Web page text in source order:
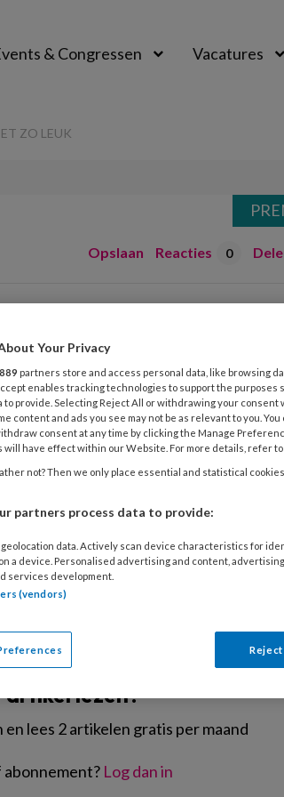
& Congressen Vacatures
ZO LEUK
Opslaan Reacties 0
niet zo
en ze vinden lezen ook niet
vaak in de bibliotheek. Dat blijkt
van ruim 30.000
aan het meetsysteem
zijn dinsdag
lezen?
lees 2 artikelen gratis per maand
Log dan in
Your Privacy
889 partners store and access personal data, like browsing
enables tracking technologies to support the
to provide. Selecting Reject All or withdrawing your consent
content and ads you see may not be as relevant to you.
consent at any time by clicking the Manage
will have effect within our Website. For more details, refer to
not? Then we only place essential and statistical
partners process data to provide:
data. Actively scan device characteristics for
a device. Personalised advertising and content,
services development.
(vendors)
Reject